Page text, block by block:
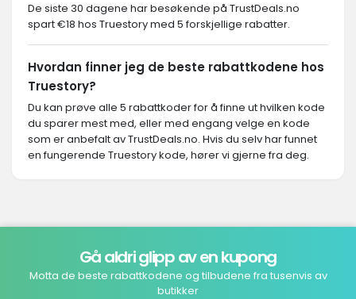
De siste 30 dagene har besøkende på TrustDeals.no
spart €18 hos Truestory med 5 forskjellige rabatter.
Hvordan finner jeg de beste rabattkodene hos
Truestory?
Du kan prøve alle 5 rabattkoder for å finne ut hvilken kode
du sparer mest med, eller med engang velge en kode
som er anbefalt av TrustDeals.no. Hvis du selv har funnet
en fungerende Truestory kode, hører vi gjerne fra deg.
Gå aldri glipp av en kupong
Motta de beste rabattkodene og tilbudene fra tusenvis av
butikker